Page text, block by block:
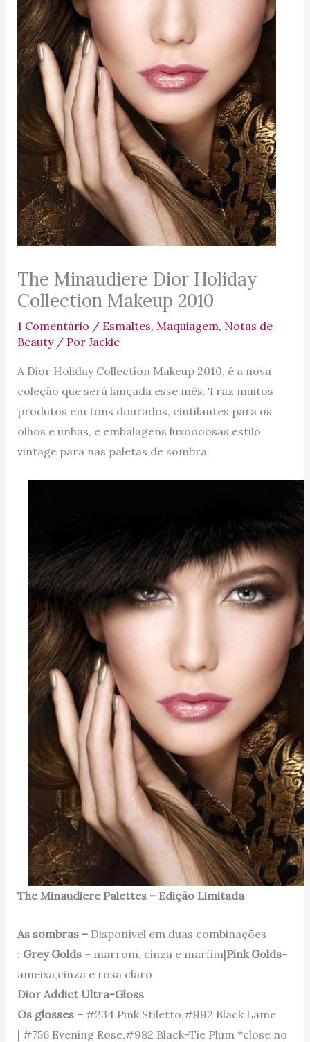
The Minaudiere Dior Holiday
Collection Makeup 2010
1 Comentário / Esmaltes, Maquiagem, Notas de
Beauty/ Por Jackie
A Dior Holiday Collection Makeup 2010, é a nova
coleção que será lançada esse mês. Traz muitos
produtos em tons dourados, cintilantes para os
olhos e unhas, e embalagens luxoooosas estilo
vintage para nas paletas de sombra
The Minaudiere Palettes – Edição Limitada
As sombras – Disponível em duas combinações
: Grey Golds– marrom, cinza e marfim|Pink Golds–
ameixa,cinza e rosa claro
Dior Addict Ultra-Gloss
Os glosses – #234 Pink Stiletto,#992 Black Lame
| #756 Evening Rose,#982 Black-Tie Plum *close no